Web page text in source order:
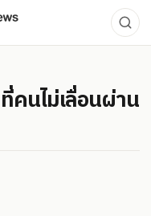
คนไม่เลื่อนผ่าน